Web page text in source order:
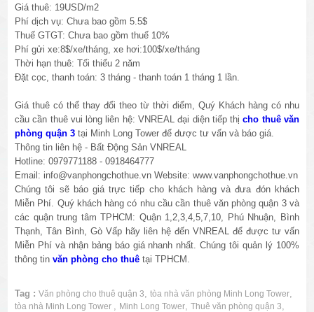
Giá thuê: 19USD/m2
Phí dịch vụ: Chưa bao gồm 5.5$
Thuế GTGT: Chưa bao gồm thuế 10%
Phí gửi xe:8$/xe/tháng, xe hơi:100$/xe/tháng
Thời hạn thuê: Tối thiểu 2 năm
Đặt cọc, thanh toán: 3 tháng - thanh toán 1 tháng 1 lần.
Giá thuê có thể thay đổi theo từ thời điểm, Quý Khách hàng có nhu
cầu cần thuê vui lòng liên hệ: VNREAL đại diện tiếp thịcho thuê văn
phòng quận 3tại Minh Long Tower để được tư vấn và báo giá.
Thông tin liên hệ - Bất Động Sản VNREAL
Hotline: 0979771188 - 0918464777
Email: info@vanphongchothue.vn Website: www.vanphongchothue.vn
Chúng tôi sẽ báo giá trực tiếp cho khách hàng và đưa đón khách
Miễn Phí. Quý khách hàng có nhu cầu cần thuê văn phòng quận 3 và
các quận trung tâm TPHCM: Quận 1,2,3,4,5,7,10, Phú Nhuận, Bình
Thạnh, Tân Bình, Gò Vấp hãy liên hệ đến VNREAL để được tư vấn
Miễn Phí và nhận bảng báo giá nhanh nhất. Chúng tôi quản lý 100%
thông tinvăn phòng cho thuê tại TPHCM.
Tag : Văn phòng cho thuê quận 3,tòa nhà văn phòng Minh Long Tower,
tòa nhà Minh Long Tower , Minh Long Tower,Thuê văn phòng quận 3,